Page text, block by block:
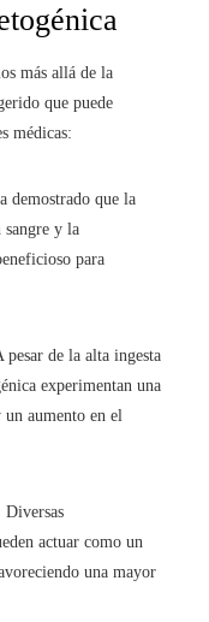
más allá de la
que puede
médicas:
demostrado que la
sangre y la
para
pesar de la alta ingesta
experimentan una
aumento en el
Diversas
actuar como un
una mayor